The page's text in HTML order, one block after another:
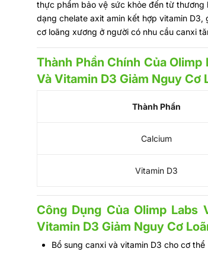
thực phẩm bảo vệ sức khỏe đến từ thương
dạng chelate axit amin kết hợp vitamin
cơ loãng xương ở người có nhu cầu canxi
Thành Phần Chính Của
Và Vitamin D3 Giảm Nguy Cơ
Thành Phần
Calcium
Vitamin D3
Công Dụng Của Olimp Labs
Vitamin D3 Giảm Nguy Cơ
Bổ sung canxi và vitamin D3 cho cơ thể